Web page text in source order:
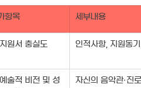
항목 세부내용
원서 충실도 인적사항, 지원동
술적 비전 및 성
자신의 음악관·진